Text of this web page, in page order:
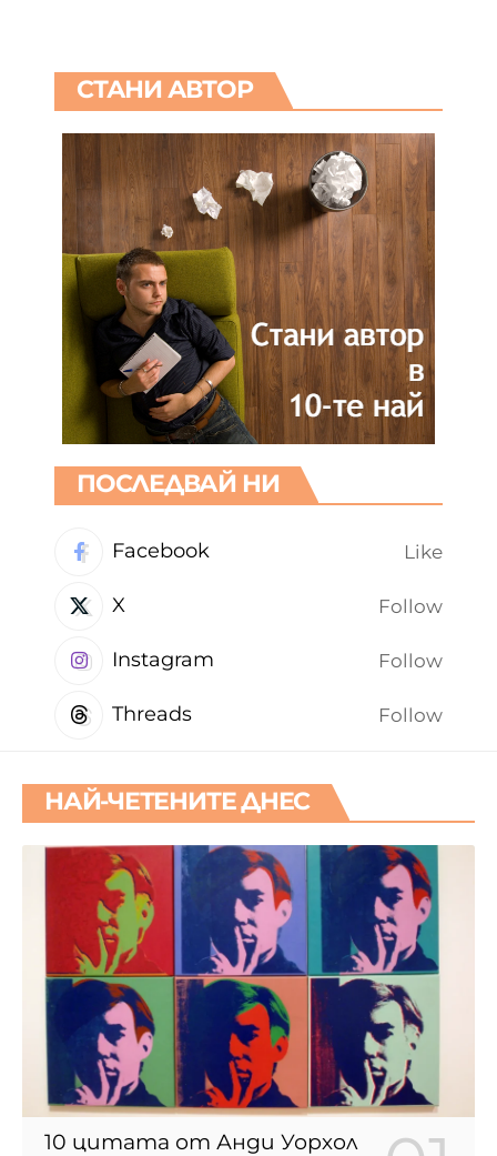
СТАНИ АВТОР
ПОСЛЕДВАЙ НИ
Facebook Like
X Follow
Instagram Follow
Threads Follow
НАЙ-ЧЕТЕНИТЕ ДНЕС
10 цитата от Анди Уорхол